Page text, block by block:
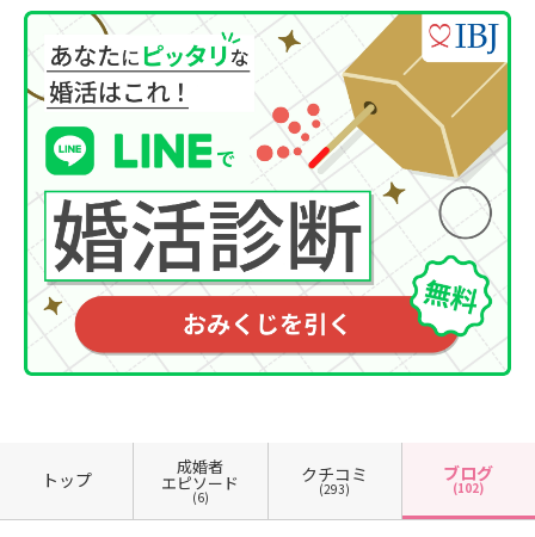
トップ
成婚者
エピソード
(6)
クチコミ
(293)
ブログ
(102)